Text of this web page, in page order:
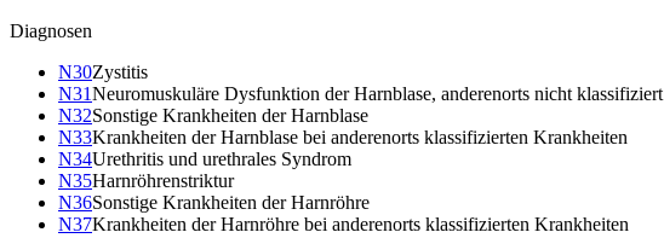
Diagnosen
N30Zystitis
N31Neuromuskuläre Dysfunktion der Harnblase, anderenorts nicht klassifiziert
N32Sonstige Krankheiten der Harnblase
N33Krankheiten der Harnblase bei anderenorts klassifizierten Krankheiten
N34Urethritis und urethrales Syndrom
N35Harnröhrenstriktur
N36Sonstige Krankheiten der Harnröhre
N37Krankheiten der Harnröhre bei anderenorts klassifizierten Krankheiten